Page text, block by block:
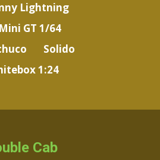
Lightning
Mini GT 1/64
Solido
1:24
Cab